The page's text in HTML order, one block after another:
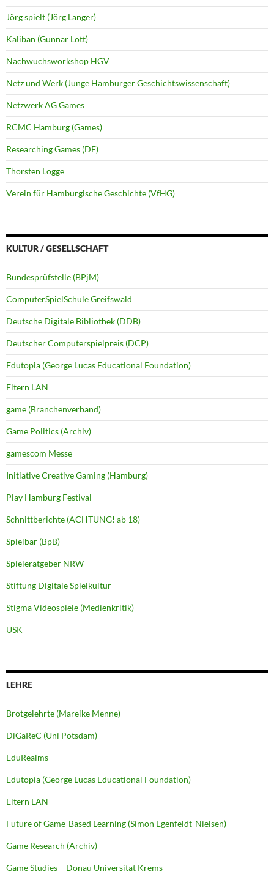
Jörg spielt (Jörg Langer)
Kaliban (Gunnar Lott)
Nachwuchsworkshop HGV
Netz und Werk (Junge Hamburger Geschichtswissenschaft)
Netzwerk AG Games
RCMC Hamburg (Games)
Researching Games (DE)
Thorsten Logge
Verein für Hamburgische Geschichte (VfHG)
KULTUR / GESELLSCHAFT
Bundesprüfstelle (BPjM)
ComputerSpielSchule Greifswald
Deutsche Digitale Bibliothek (DDB)
Deutscher Computerspielpreis (DCP)
Edutopia (George Lucas Educational Foundation)
Eltern LAN
game (Branchenverband)
Game Politics (Archiv)
gamescom Messe
Initiative Creative Gaming (Hamburg)
Play Hamburg Festival
Schnittberichte (ACHTUNG! ab 18)
Spielbar (BpB)
Spieleratgeber NRW
Stiftung Digitale Spielkultur
Stigma Videospiele (Medienkritik)
USK
LEHRE
Brotgelehrte (Mareike Menne)
DiGaReC (Uni Potsdam)
EduRealms
Edutopia (George Lucas Educational Foundation)
Eltern LAN
Future of Game-Based Learning (Simon Egenfeldt-Nielsen)
Game Research (Archiv)
Game Studies – Donau Universität Krems